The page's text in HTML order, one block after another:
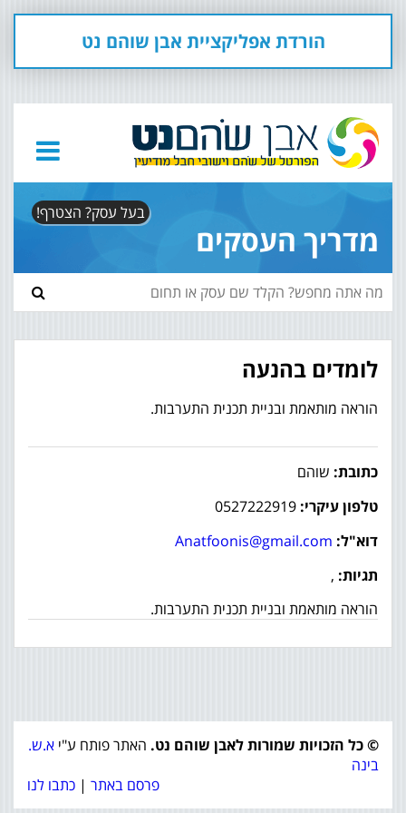
הורדת אפליקציית אבן שוהם נט
מדריך העסקים
בעל עסק? הצטרף!
לומדים בהנעה
הוראה מותאמת ובניית תכנית התערבות.
כתובת: שוהם
טלפון עיקרי: 0527222919
דוא"ל: Anatfoonis@gmail.com
תגיות: ,
הוראה מותאמת ובניית תכנית התערבות.
© כל הזכויות שמורות לאבן שוהם נט. האתר פותח ע"י א.ש.
בינה
פרסם באתר | כתבו לנו